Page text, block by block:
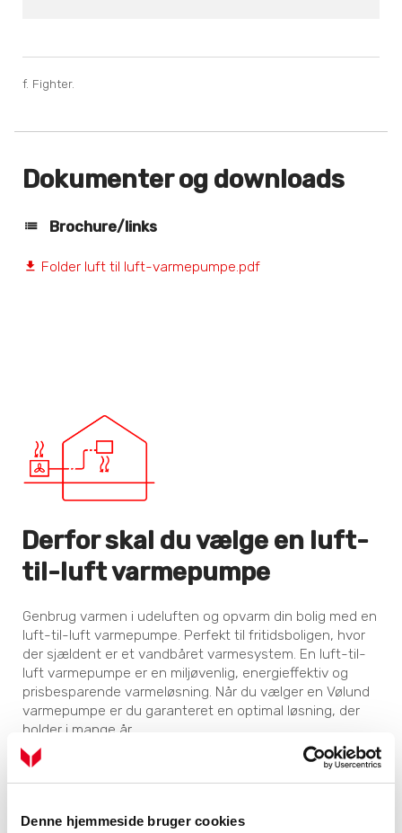
Denne hjemmeside bruger cookies
f. Fighter.
Dokumenter og downloads
Brochure/links
file_download Folder luft til luft-varmepumpe.pdf
Derfor skal du vælge en luft-
til-luft varmepumpe
Genbrug varmen i udeluften og opvarm din bolig med en
luft-til-luft varmepumpe. Perfekt til fritidsboligen, hvor
der sjældent er et vandbåret varmesystem. En luft-til-
luft varmepumpe er en miljøvenlig, energieffektiv og
prisbesparende varmeløsning. Når du vælger en Vølund
varmepumpe er du garanteret en optimal løsning, der
holder i mange år.
Vil du vide mere om fordelene ved luft-til-luft
Læs mere her:Hvorfor vælge en luft-til-luft